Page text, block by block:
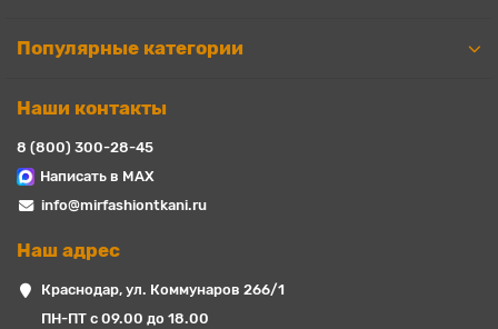
Популярные категории
Наши контакты
8 (800) 300-28-45
Написать в MAX
info@mirfashiontkani.ru
Наш адрес
Краснодар, ул. Коммунаров 266/1
ПН-ПТ с 09.00 до 18.00